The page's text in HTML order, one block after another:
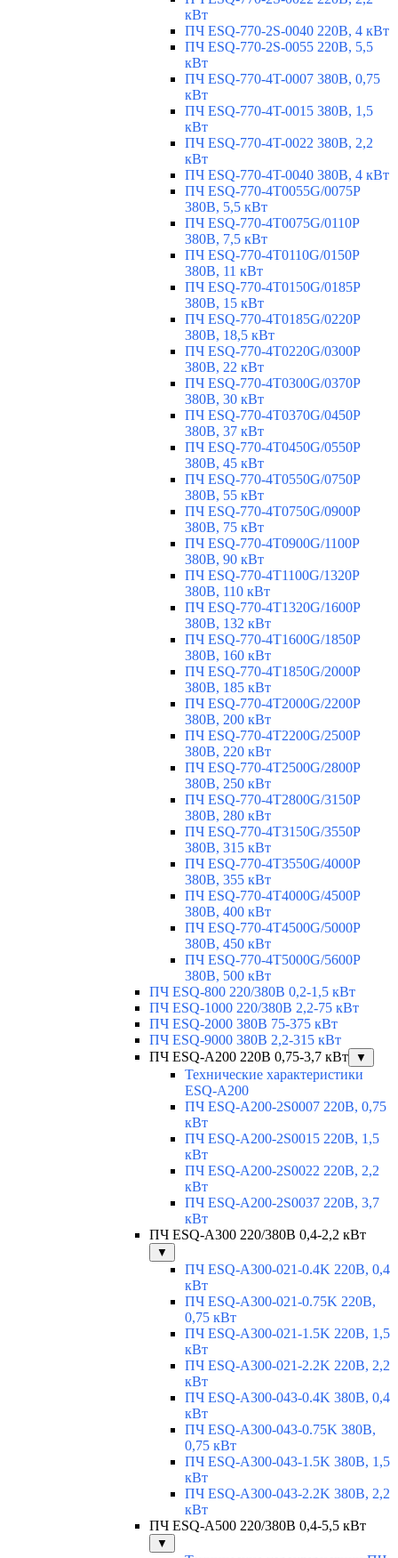
кВт
ПЧ ESQ-770-2S-0040 220В, 4 кВт
ПЧ ESQ-770-2S-0055 220В, 5,5
кВт
ПЧ ESQ-770-4T-0007 380В, 0,75
кВт
ПЧ ESQ-770-4T-0015 380В, 1,5
кВт
ПЧ ESQ-770-4T-0022 380В, 2,2
кВт
ПЧ ESQ-770-4T-0040 380В, 4 кВт
ПЧ ESQ-770-4T0055G/0075P
380В, 5,5 кВт
ПЧ ESQ-770-4T0075G/0110P
380В, 7,5 кВт
ПЧ ESQ-770-4T0110G/0150P
380В, 11 кВт
ПЧ ESQ-770-4T0150G/0185P
380В, 15 кВт
ПЧ ESQ-770-4T0185G/0220P
380В, 18,5 кВт
ПЧ ESQ-770-4T0220G/0300P
380В, 22 кВт
ПЧ ESQ-770-4T0300G/0370P
380В, 30 кВт
ПЧ ESQ-770-4T0370G/0450P
380В, 37 кВт
ПЧ ESQ-770-4T0450G/0550P
380В, 45 кВт
ПЧ ESQ-770-4T0550G/0750P
380В, 55 кВт
ПЧ ESQ-770-4T0750G/0900P
380В, 75 кВт
ПЧ ESQ-770-4T0900G/1100P
380В, 90 кВт
ПЧ ESQ-770-4T1100G/1320P
380В, 110 кВт
ПЧ ESQ-770-4T1320G/1600P
380В, 132 кВт
ПЧ ESQ-770-4T1600G/1850P
380В, 160 кВт
ПЧ ESQ-770-4T1850G/2000P
380В, 185 кВт
ПЧ ESQ-770-4T2000G/2200P
380В, 200 кВт
ПЧ ESQ-770-4T2200G/2500P
380В, 220 кВт
ПЧ ESQ-770-4T2500G/2800P
380В, 250 кВт
ПЧ ESQ-770-4T2800G/3150P
380В, 280 кВт
ПЧ ESQ-770-4T3150G/3550P
380В, 315 кВт
ПЧ ESQ-770-4T3550G/4000P
380В, 355 кВт
ПЧ ESQ-770-4T4000G/4500P
380В, 400 кВт
ПЧ ESQ-770-4T4500G/5000P
380В, 450 кВт
ПЧ ESQ-770-4T5000G/5600P
380В, 500 кВт
ПЧ ESQ-800 220/380В 0,2-1,5 кВт
ПЧ ESQ-1000 220/380В 2,2-75 кВт
ПЧ ESQ-2000 380В 75-375 кВт
ПЧ ESQ-9000 380В 2,2-315 кВт
ПЧ ESQ-A200 220В 0,75-3,7 кВт
▼
Технические характеристики
ESQ-A200
ПЧ ESQ-A200-2S0007 220В, 0,75
кВт
ПЧ ESQ-A200-2S0015 220В, 1,5
кВт
ПЧ ESQ-A200-2S0022 220В, 2,2
кВт
ПЧ ESQ-A200-2S0037 220В, 3,7
кВт
ПЧ ESQ-A300 220/380В 0,4-2,2 кВт
▼
ПЧ ESQ-A300-021-0.4K 220В, 0,4
кВт
ПЧ ESQ-A300-021-0.75K 220В,
0,75 кВт
ПЧ ESQ-A300-021-1.5K 220В, 1,5
кВт
ПЧ ESQ-A300-021-2.2K 220В, 2,2
кВт
ПЧ ESQ-A300-043-0.4K 380В, 0,4
кВт
ПЧ ESQ-A300-043-0.75K 380В,
0,75 кВт
ПЧ ESQ-A300-043-1.5K 380В, 1,5
кВт
ПЧ ESQ-A300-043-2.2K 380В, 2,2
кВт
ПЧ ESQ-A500 220/380В 0,4-5,5 кВт
▼